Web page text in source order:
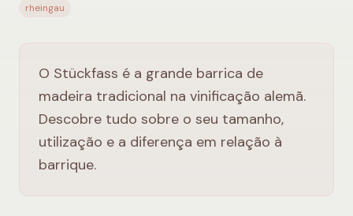
rheingau
O Stückfass é a grande barrica de
madeira tradicional na vinificação alemã.
Descobre tudo sobre o seu tamanho,
utilização e a diferença em relação à
barrique.